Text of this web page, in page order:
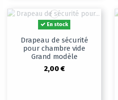
En stock
Drapeau de sécurité
pour chambre vide
Grand modèle
2,00 €